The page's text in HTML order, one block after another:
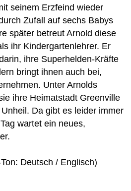
seinem Erzfeind wieder
Zufall auf sechs Babys
später betreut Arnold diese
ihr Kindergartenlehrer. Er
ihre Superhelden-Kräfte
bringt ihnen auch bei,
Unter Arnolds
ihre Heimatstadt Greenville
Da gibt es leider immer
wartet ein neues,
Deutsch / Englisch)